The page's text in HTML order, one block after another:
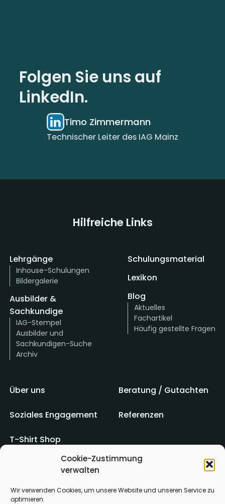
Cookie-Zustimmung
verwalten
Wir verwenden Cookies, um unsere Website und unseren Service zu
optimieren.
Folgen Sie uns auf
LinkedIn.
Timo Zimmermann
Technischer Leiter des IAG Mainz
Hilfreiche Links
Lehrgänge
Inhouse-Schulungen
Bildergalerie
Ausbilder &
Sachkundige
IAG-Stempel
Ausbilder und
Sachkundigen-Suche
Archiv
Schulungsmaterial
Lexikon
Blog
Aktuelles
Fachartikel
Häufig gestellte Fragen
Über uns Beratung / Gutachten
Soziales Engagement Referenzen
T-Shirt Shop
Impressum AGB